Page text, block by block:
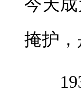
今天
掩护
1934